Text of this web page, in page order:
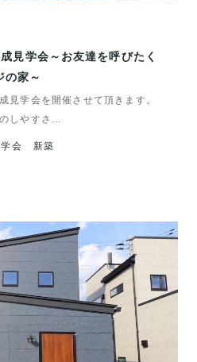
見学会～お友達を呼びたく
の家～
見学会を開催させて頂きます。
しやすさ…
会 新築